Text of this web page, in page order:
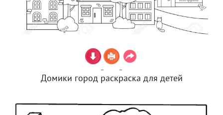
Домики город раскраска для детей